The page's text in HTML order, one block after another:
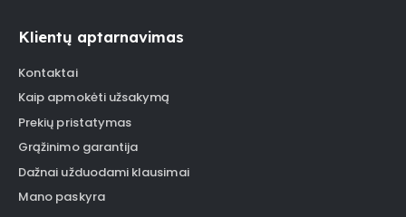
Klientų aptarnavimas
Kontaktai
Kaip apmokėti užsakymą
Prekių pristatymas
Grąžinimo garantija
Dažnai užduodami klausimai
Mano paskyra